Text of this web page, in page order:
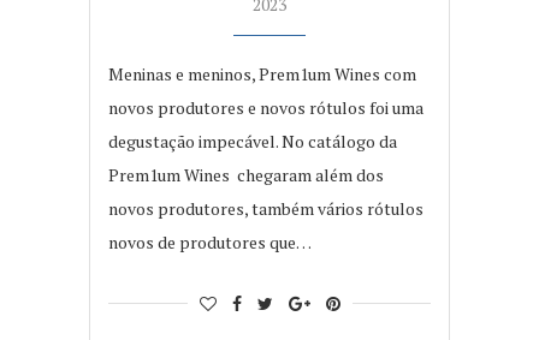
Meninas e meninos, Prem1um Wines com
novos produtores e novos rótulos foi uma
degustação impecável. No catálogo da
Prem1um Wines chegaram além dos
novos produtores, também vários rótulos
novos de produtores que…